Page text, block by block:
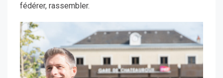
fédérer, rassembler.